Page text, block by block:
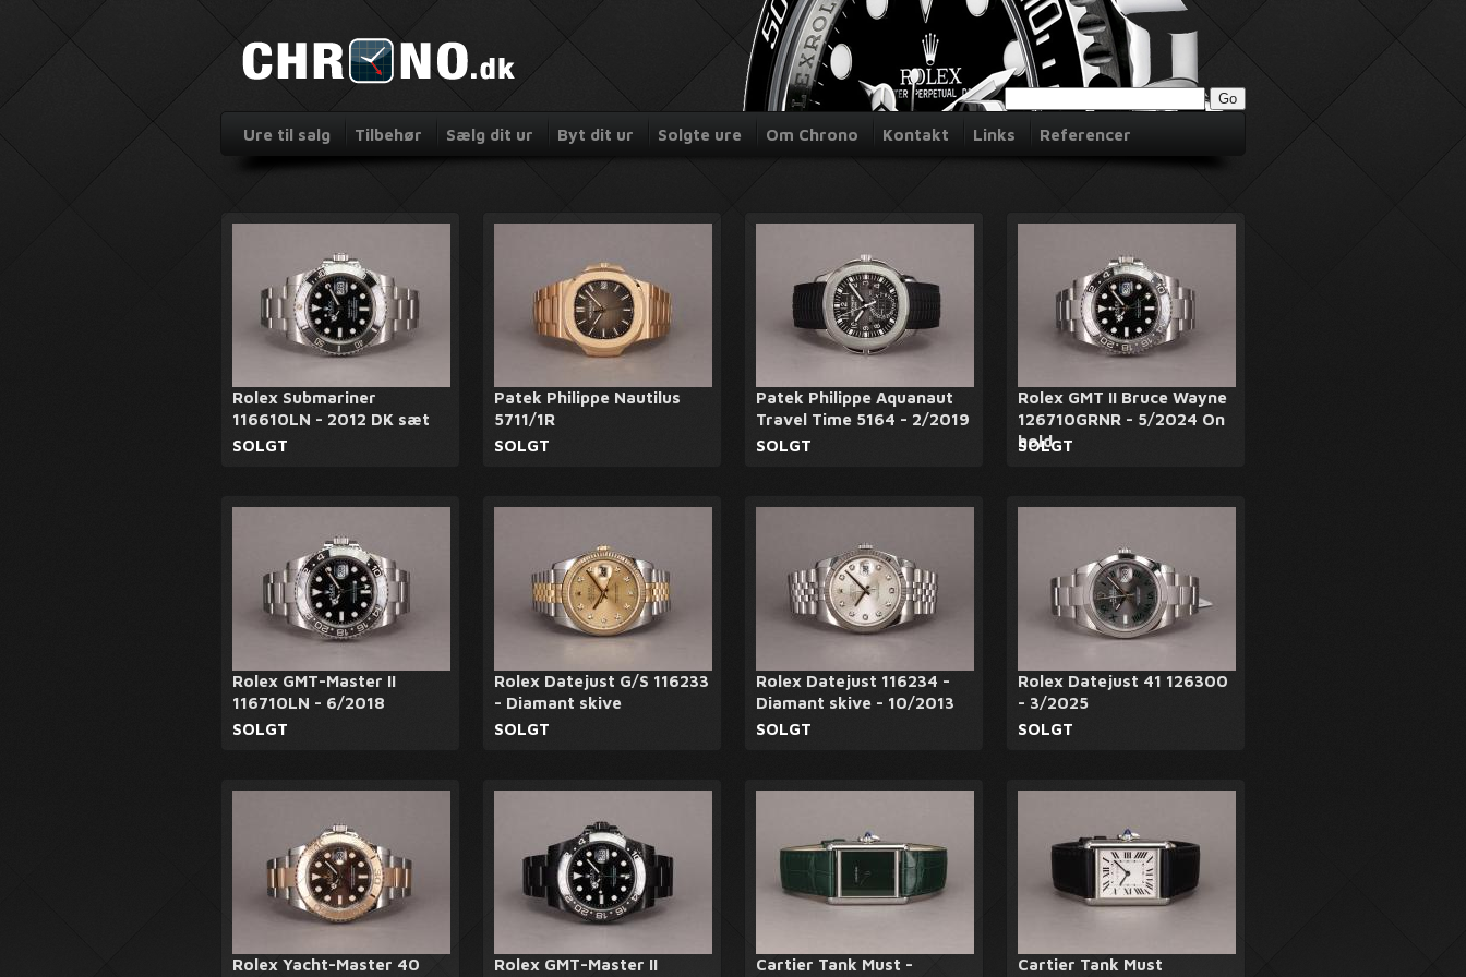
Ure til salg Tilbehør Sælg dit ur Byt dit ur Solgte ure Om Chrono Kontakt Links Referencer
Rolex Submariner
116610LN - 2012 DK sæt
SOLGT
Patek Philippe Nautilus
5711/1R
SOLGT
Patek Philippe Aquanaut
Travel Time 5164 - 2/2019
SOLGT
Rolex GMT II Bruce Wayne
126710GRNR - 5/2024 On
hold
SOLGT
Rolex GMT-Master II
116710LN - 6/2018
SOLGT
Rolex Datejust G/S 116233
- Diamant skive
SOLGT
Rolex Datejust 116234 -
Diamant skive - 10/2013
SOLGT
Rolex Datejust 41 126300
- 3/2025
SOLGT
Rolex Yacht-Master 40 Rolex GMT-Master II Cartier Tank Must - Cartier Tank Must